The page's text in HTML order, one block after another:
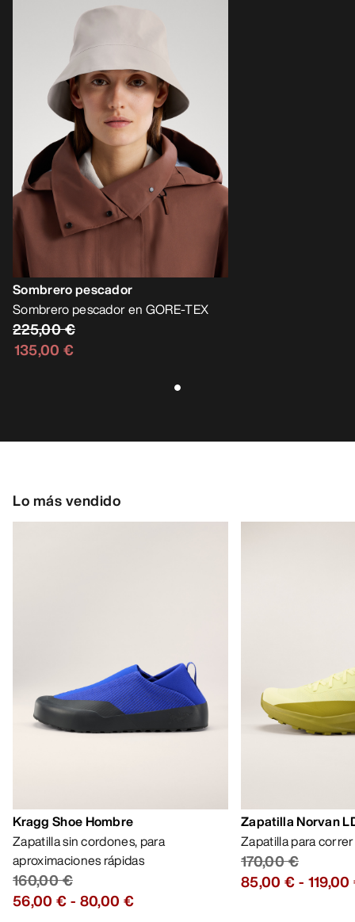
Sombrero pescador
Sombrero pescador en GORE-TEX
225,00 €
135,00 €
Lo más vendido
Kragg Shoe Hombre
Zapatilla sin cordones, para
aproximaciones rápidas
160,00 €
56,00 €- 80,00 €
Zapatilla Norvan
Zapatilla para
170,00 €
85,00 €-